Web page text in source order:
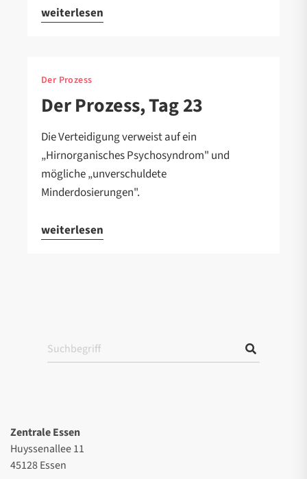
weiterlesen
Der Prozess
Der Prozess, Tag 23
Die Verteidigung verweist auf ein
„Hirnorganisches Psychosyndrom" und
mögliche „unverschuldete
Minderdosierungen".
weiterlesen
Zentrale Essen
Huyssenallee 11
45128 Essen